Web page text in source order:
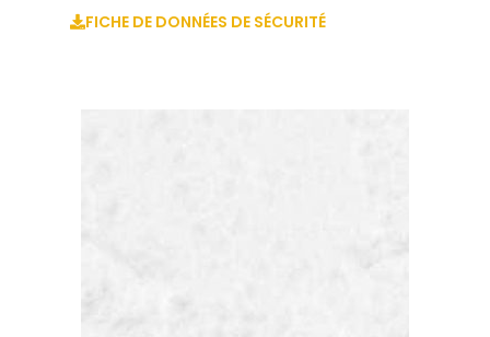
FICHE DE DONNÉES DE SÉCURITÉ